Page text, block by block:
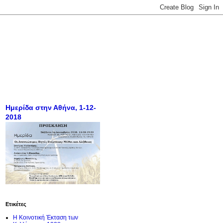
Ημερίδα στην Αθήνα, 1-12-
2018
Ετικέτες
Η Κοινοτική Έκταση των